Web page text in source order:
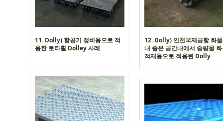
11. Dolly) 항공기 정비용으로 적
용한 로타휠 Dolley 사례
12. Dolly) 인천국제공항 화
내 좁은 공간내에서 중량물
적재용으로 적용된 Dolly